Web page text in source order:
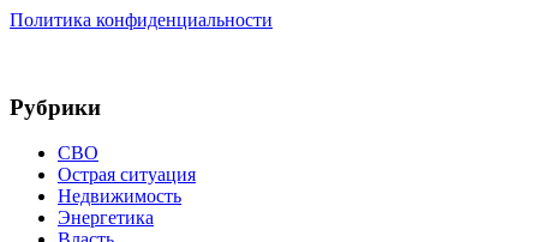
Политика конфиденциальности
Рубрики
СВО
Острая ситуация
Недвижимость
Энергетика